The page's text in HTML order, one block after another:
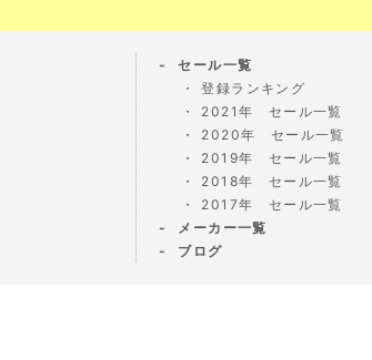
セール一覧
登録ランキング
2021年 セール一覧
2020年 セール一覧
2019年 セール一覧
2018年 セール一覧
2017年 セール一覧
メーカー一覧
ブログ